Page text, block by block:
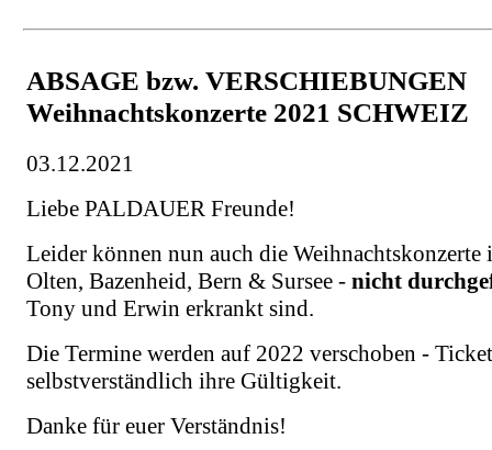
ABSAGE bzw. VERSCHIEBUNGEN
Weihnachtskonzerte 2021 SCHWEIZ
03.12.2021
Liebe PALDAUER Freunde!
Leider können nun auch die
Olten, Bazenheid, Bern & Sursee - nicht
Tony und Erwin erkrankt sind.
Die Termine werden auf 2022 verschoben -
selbstverständlich ihre Gültigkeit.
Danke für euer Verständnis!